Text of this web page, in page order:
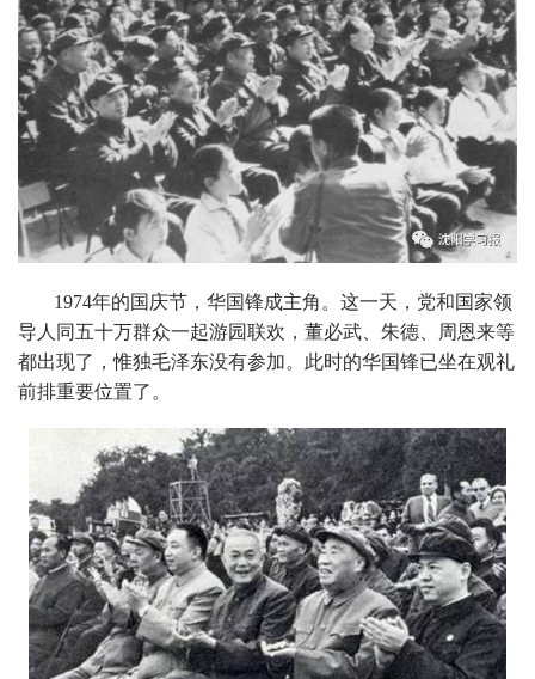
1974年的国庆节，华国锋成主角。这一天，党和国家领
导人同五十万群众一起游园联欢，董必武、朱德、周恩来等
都出现了，惟独毛泽东没有参加。此时的华国锋已坐在观礼
前排重要位置了。